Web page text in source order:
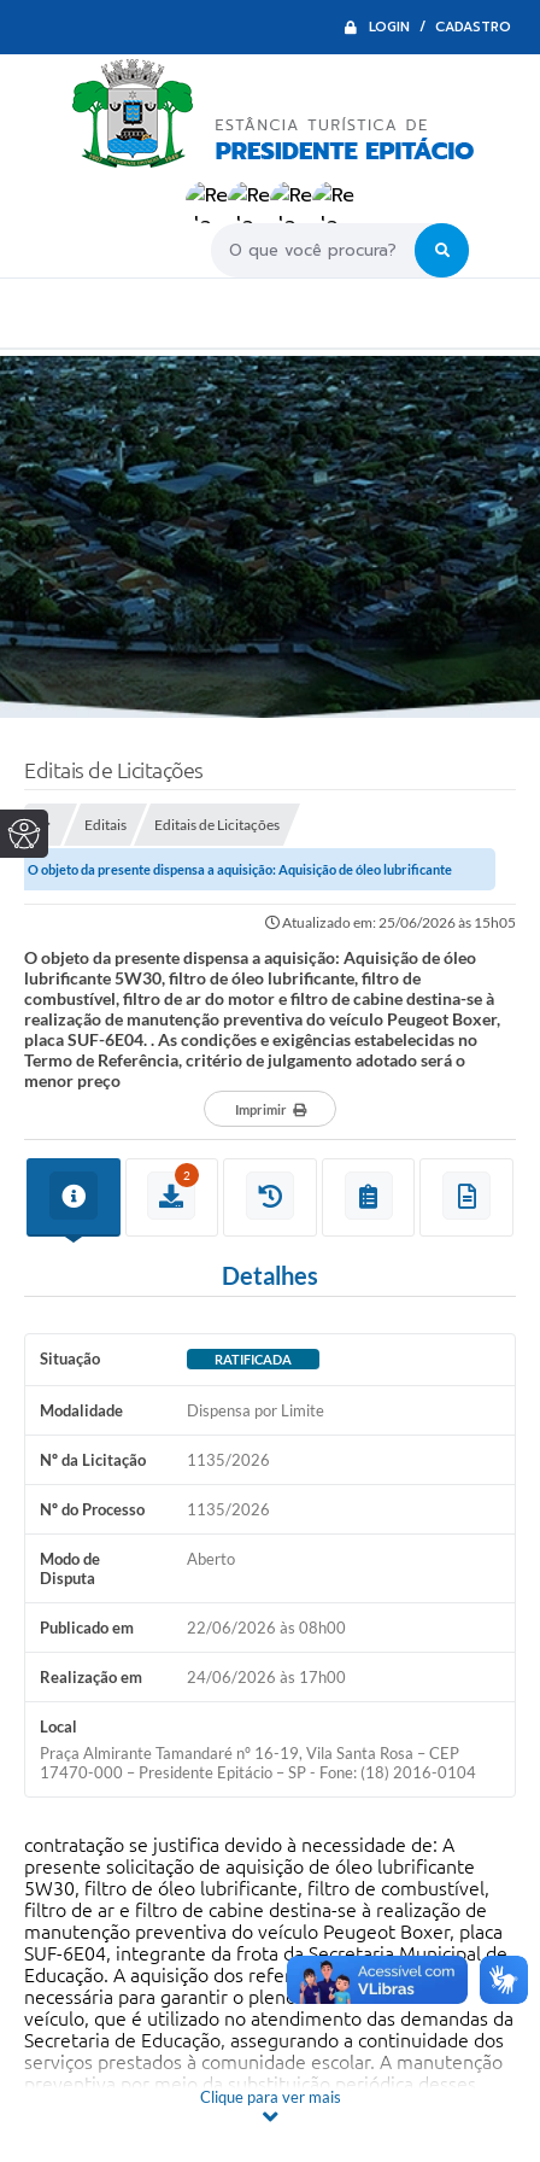
LOGIN / CADASTRO
Editais de Licitações
Editais Editais de Licitações
O objeto da presente dispensa a aquisição: Aquisição de óleo lubrificante
Atualizado em: 25/06/2026 às 15h05
O objeto da presente dispensa a aquisição: Aquisição de óleo
lubrificante 5W30, filtro de óleo lubrificante, filtro de
combustível, filtro de ar do motor e filtro de cabine destina-se à
realização de manutenção preventiva do veículo Peugeot Boxer,
placa SUF-6E04. . As condições e exigências estabelecidas no
Termo de Referência, critério de julgamento adotado será o
menor preço
Imprimir
2
Detalhes
Situação RATIFICADA
Modalidade Dispensa por Limite
Nº da Licitação 1135/2026
Nº do Processo 1135/2026
Modo de
Disputa
Aberto
Publicado em 22/06/2026 às 08h00
Realização em 24/06/2026 às 17h00
Local
Praça Almirante Tamandaré nº 16-19, Vila Santa Rosa – CEP
17470-000 – Presidente Epitácio – SP - Fone: (18) 2016-0104
contratação se justifica devido à necessidade de: A
presente solicitação de aquisição de óleo lubrificante
5W30, filtro de óleo lubrificante, filtro de combustível,
filtro de ar e filtro de cabine destina-se à realização de
manutenção preventiva do veículo Peugeot Boxer, placa
SUF-6E04, integrante da frota da Secretaria Municipal de
Educação. A aquisição dos referidos materiais é
necessária para garantir o pleno funcionamento do
veículo, que é utilizado no atendimento das demandas da
Secretaria de Educação, assegurando a continuidade dos
serviços prestados à comunidade escolar. A manutenção
preventiva por meio da substituição periódica desses
componentes é fundamental para preservar o
desempenho do motor, reduzir desgastes prematuros,
Clique para ver mais